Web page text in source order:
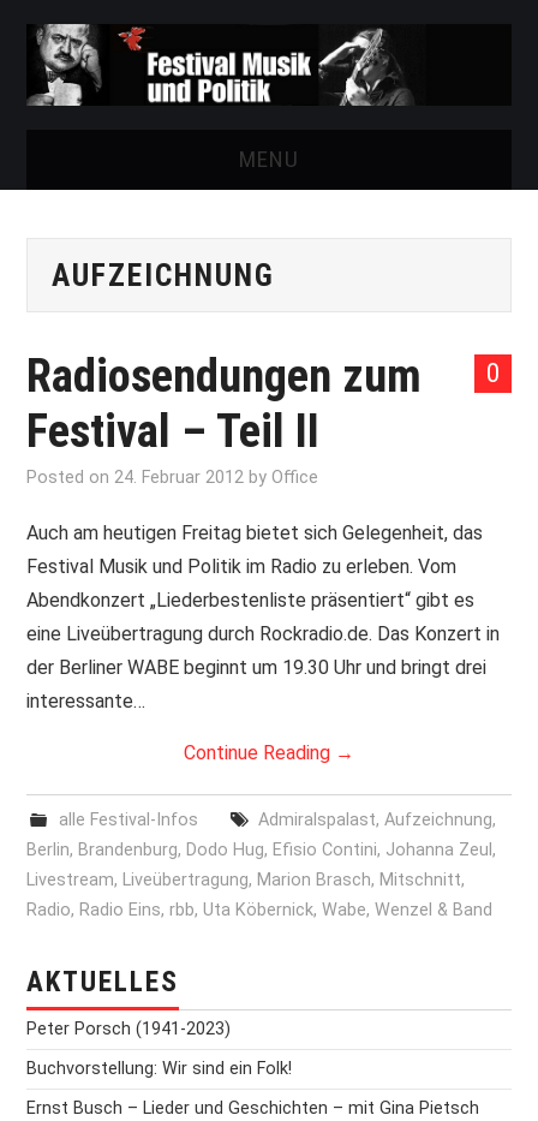
MENU
FESTIVAL
AUSSTELLUNGEN
ARCHIV
PRINT & CDS
IMPRESSUM
AUFZEICHNUNG
0
Radiosendungen zum
Festival – Teil II
Posted on24. Februar 2012 byOffice
Auch am heutigen Freitag bietet sich Gelegenheit, das
Festival Musik und Politik im Radio zu erleben. Vom
Abendkonzert „Liederbestenliste präsentiert“ gibt es
eine Liveübertragung durch Rockradio.de. Das Konzert in
der Berliner WABE beginnt um 19.30 Uhr und bringt drei
interessante…
Continue Reading →
alle Festival-Infos Admiralspalast, Aufzeichnung,
Berlin, Brandenburg, Dodo Hug, Efisio Contini, Johanna Zeul,
Livestream, Liveübertragung, Marion Brasch, Mitschnitt,
Radio, Radio Eins,rbb,Uta Köbernick,Wabe,Wenzel & Band
AKTUELLES
Peter Porsch (1941-2023)
Buchvorstellung: Wir sind ein Folk!
Ernst Busch – Lieder und Geschichten – mit Gina Pietsch